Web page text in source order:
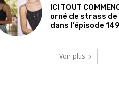
ICI TOUT
orné de strass de
dans l’épisode
Voir plus